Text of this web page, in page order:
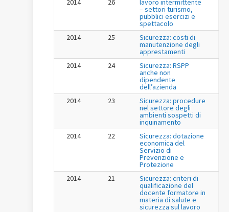
2014
26 lavoro intermittente
– settori turismo,
pubblici esercizi e
spettacolo
2014
25 Sicurezza: costi di
manutenzione degli
apprestamenti
2014
24 Sicurezza: RSPP
anche non
dipendente
dell’azienda
2014
23 Sicurezza: procedure
nel settore degli
ambienti sospetti di
inquinamento
2014
22 Sicurezza: dotazione
economica del
Servizio di
Prevenzione e
Protezione
2014
21 Sicurezza: criteri di
qualificazione del
docente formatore in
materia di salute e
sicurezza sul lavoro